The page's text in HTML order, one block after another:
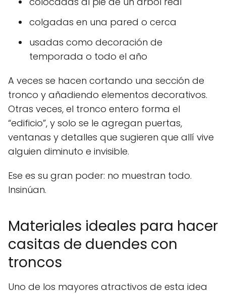
colgadas en una pared o cerca
usadas como decoración de
temporada o todo el año
A veces se hacen cortando una sección de
tronco y añadiendo elementos decorativos.
Otras veces, el tronco entero forma el
“edificio”, y solo se le agregan puertas,
ventanas y detalles que sugieren que allí vive
alguien diminuto e invisible.
Ese es su gran poder: no muestran todo.
Insinúan.
Materiales ideales para hacer
casitas de duendes con
troncos
Uno de los mayores atractivos de esta idea